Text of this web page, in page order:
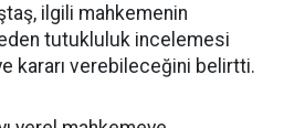
ilgili mahkemenin
tutukluluk incelemesi
kararı verebileceğini belirtti.